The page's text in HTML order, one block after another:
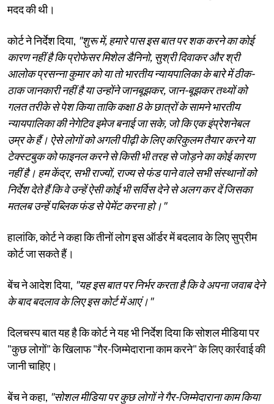
मदद की थी।
कोर्ट ने निर्देश दिया, "शुरू में, हमारे पास इस बात पर शक करने का कोई
कारण नहीं है कि प्रोफेसर मिशेल डैनिनो, सुश्री दिवाकर और श्री
आलोक प्रसन्ना कुमार को या तो भारतीय न्यायपालिका के बारे में ठीक-
ठाक जानकारी नहीं है या उन्होंने जानबूझकर, जान-बूझकर तथ्यों को
गलत तरीके से पेश किया ताकि कक्षा 8 के छात्रों के सामने भारतीय
न्यायपालिका की नेगेटिव इमेज बनाई जा सके, जो कि एक इंप्रेशनेबल
उम्र के हैं। ऐसे लोगों को अगली पीढ़ी के लिए करिकुलम तैयार करने या
टेक्स्टबुक को फाइनल करने से किसी भी तरह से जोड़ने का कोई कारण
नहीं है। हम केंद्र, सभी राज्यों, राज्य से फंड पाने वाले सभी संस्थानों को
निर्देश देते हैं कि वे उन्हें ऐसी कोई भी सर्विस देने से अलग कर दें जिसका
मतलब उन्हें पब्लिक फंड से पेमेंट करना हो।"
हालांकि, कोर्ट ने कहा कि तीनों लोग इस ऑर्डर में बदलाव के लिए सुप्रीम
कोर्ट जा सकते हैं।
बेंच ने आदेश दिया, "यह इस बात पर निर्भर करता है कि वे अपना जवाब देने
के बाद बदलाव के लिए इस कोर्ट में आएं।"
दिलचस्प बात यह है कि कोर्ट ने यह भी निर्देश दिया कि सोशल मीडिया पर
"कुछ लोगों" के खिलाफ "गैर-जिम्मेदाराना काम करने" के लिए कार्रवाई की
जानी चाहिए।
बेंच ने कहा, "सोशल मीडिया पर कुछ लोगों ने गैर-जिम्मेदाराना काम किया